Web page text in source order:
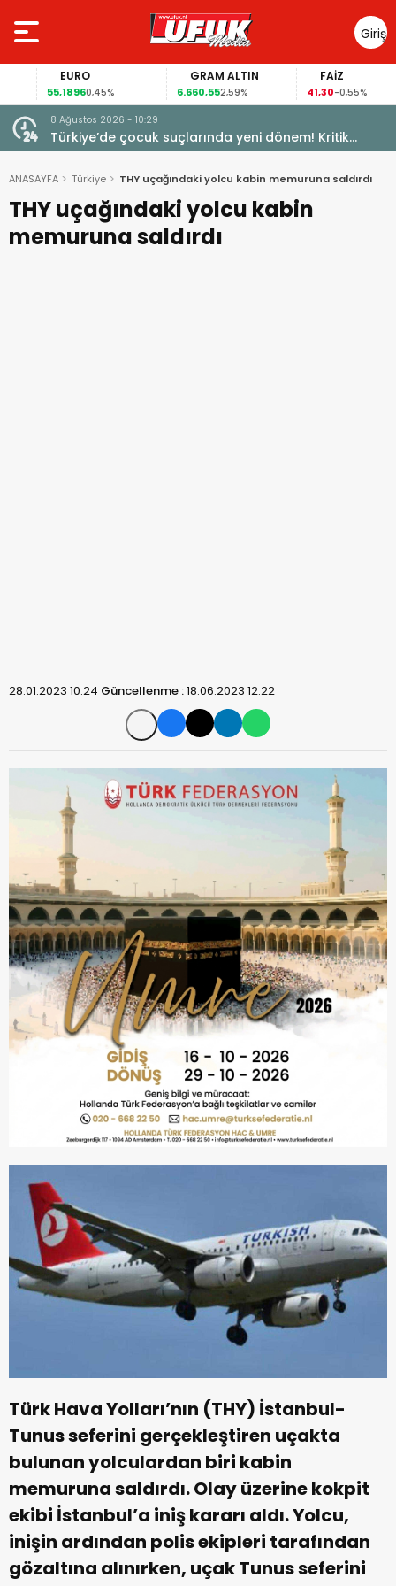
Giriş
Yap
EURO
55,18960,45%
GRAM ALTIN
6.660,552,59%
FAİZ
41,30 -0,55%
8 Ağustos 2026 - 10:29
Türkiye’de çocuk suçlarında yeni dönem! Kritik
maddeler kabul edildi
ANASAYFA Türkiye THY uçağındaki yolcu kabin memuruna saldırdı
THY uçağındaki yolcu kabin
memuruna saldırdı
28.01.2023 10:24 Güncellenme :18.06.2023 12:22
Türk Hava Yolları’nın (THY) İstanbul-
Tunus seferini gerçekleştiren uçakta
bulunan yolculardan biri kabin
memuruna saldırdı. Olay üzerine kokpit
ekibi İstanbul’a iniş kararı aldı. Yolcu,
inişin ardından polis ekipleri tarafından
gözaltına alınırken, uçak Tunus seferini